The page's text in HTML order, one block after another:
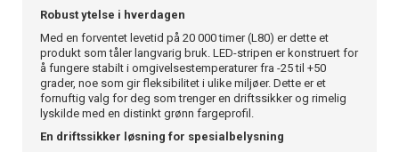
Robust ytelse i hverdagen
Med en forventet levetid på 20 000 timer (L80) er dette et
produkt som tåler langvarig bruk. LED-stripen er konstruert for
å fungere stabilt i omgivelsestemperaturer fra -25 til +50
grader, noe som gir fleksibilitet i ulike miljøer. Dette er et
fornuftig valg for deg som trenger en driftssikker og rimelig
lyskilde med en distinkt grønn fargeprofil.
En driftssikker løsning for spesialbelysning